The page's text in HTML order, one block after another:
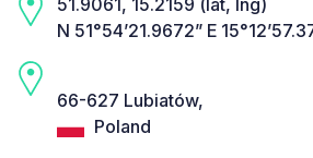
51.9061, 15.2159 (lat, lng)
N 51°54’21.9672” E
66-627 Lubiatów,
Poland